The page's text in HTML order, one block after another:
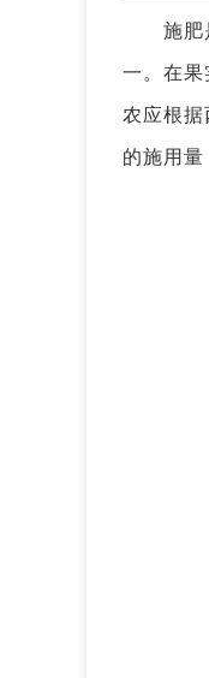
施肥是
一。在
农应根
的施用量